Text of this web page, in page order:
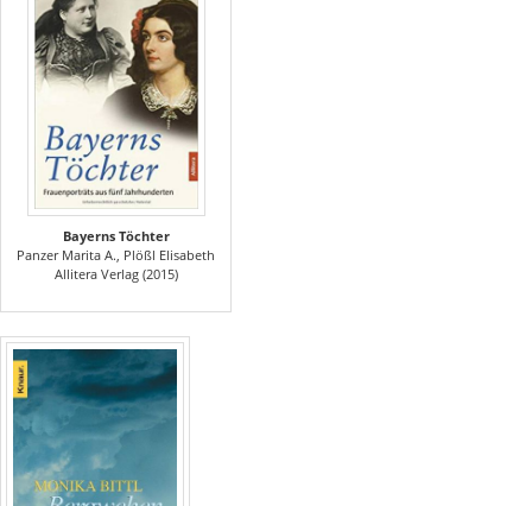
Bayerns Töchter
Panzer Marita A., Plößl Elisabeth
Allitera Verlag (2015)